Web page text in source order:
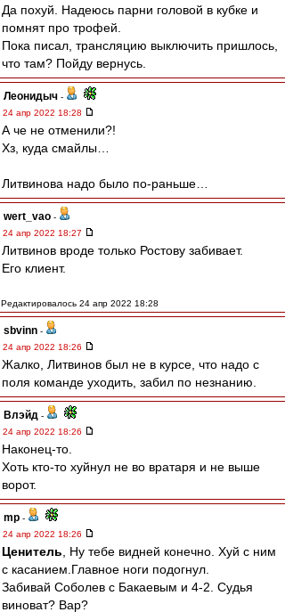
Да похуй. Надеюсь парни головой в кубке и
помнят про трофей.
Пока писал, трансляцию выключить пришлось,
что там? Пойду вернусь.
Леонидыч -
24 апр 2022 18:28
А че не отменили?!
Хз, куда смайлы…
Литвинова надо было по-раньше…
wert_vao -
24 апр 2022 18:27
Литвинов вроде только Ростову забивает.
Его клиент.
Редактировалось 24 апр 2022 18:28
sbvinn -
24 апр 2022 18:26
Жалко, Литвинов был не в курсе, что надо с
поля команде уходить, забил по незнанию.
Влэйд -
24 апр 2022 18:26
Наконец-то.
Хоть кто-то хуйнул не во вратаря и не выше
ворот.
mp -
24 апр 2022 18:26
Ценитель , Ну тебе видней конечно. Хуй с ним
с касанием.Главное ноги подогнул.
Забивай Соболев с Бакаевым и 4-2. Судья
виноват? Вар?